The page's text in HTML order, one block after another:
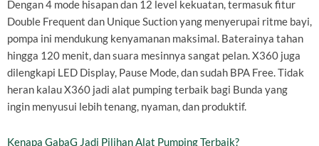
Dengan 4 mode hisapan dan 12 level kekuatan, termasuk fitur
Double Frequent dan Unique Suction yang menyerupai ritme bayi,
pompa ini mendukung kenyamanan maksimal. Baterainya tahan
hingga 120 menit, dan suara mesinnya sangat pelan. X360 juga
dilengkapi LED Display, Pause Mode, dan sudah BPA Free. Tidak
heran kalau X360 jadi alat pumping terbaik bagi Bunda yang
ingin menyusui lebih tenang, nyaman, dan produktif.
Kenapa GabaG Jadi Pilihan Alat Pumping Terbaik?